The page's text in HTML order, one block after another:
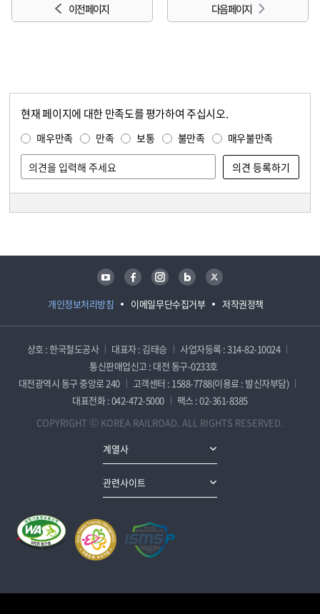
이전 페이지 다음 페이지
현재 페이지에 대한 만족도를 평가하여 주십시오.
매우만족 만족 보통 불만족 매우불만족
개인정보처리방침 이메일무단수집거부 저작권정책
유튜브 페이스북 인스타그램 블로그 트위터
상호 : 한국철도공사 대표자 : 김태승
사업자등록 : 314-82-10024
통신판매업신고 : 대전 동구-0233호
대전광역시 동구 중앙로 240
고객센터 : 1588-7788(이용료 : 발신자부담)
대표전화 : 042-472-5000
팩스 : 02-361-8385
COPYRIGHT ⓒ KOREA RAILROAD. ALL RIGHTS RESERVED.
계열사
관련사이트